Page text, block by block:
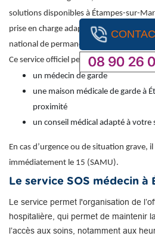
solutions disponibles à Étampes-sur-
prise en charge adaptée, il est
national de permanence des soins : 116
Ce service officiel permet d’obtenir une
un médecin de garde
une maison médicale de garde à
proximité
un conseil médical adapté à votre
En cas d’urgence ou de situation grave,
immédiatement le 15 (SAMU).
Le service SOS médecin à
Le service permet l'organisation de
hospitalière, qui permet de maintenir
l’accès aux soins, notamment aux